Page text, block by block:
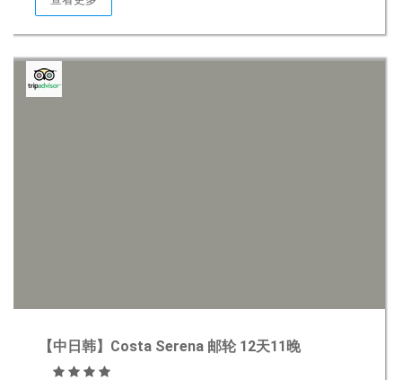
【中日韩】Costa Serena 邮轮 12天11晚